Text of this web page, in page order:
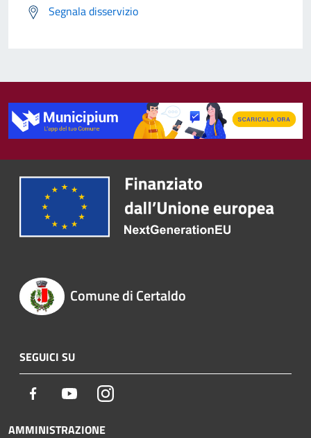
Segnala disservizio
Comune di Certaldo
SEGUICI SU
Facebook YoutubeInstagram
AMMINISTRAZIONE